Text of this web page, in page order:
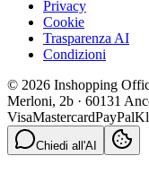
Privacy
Cookie
Trasparenza AI
Condizioni
© 2026 Inshopping
Merloni, 2b · 60131
VisaMastercardPayPal
Chiedi all'AI